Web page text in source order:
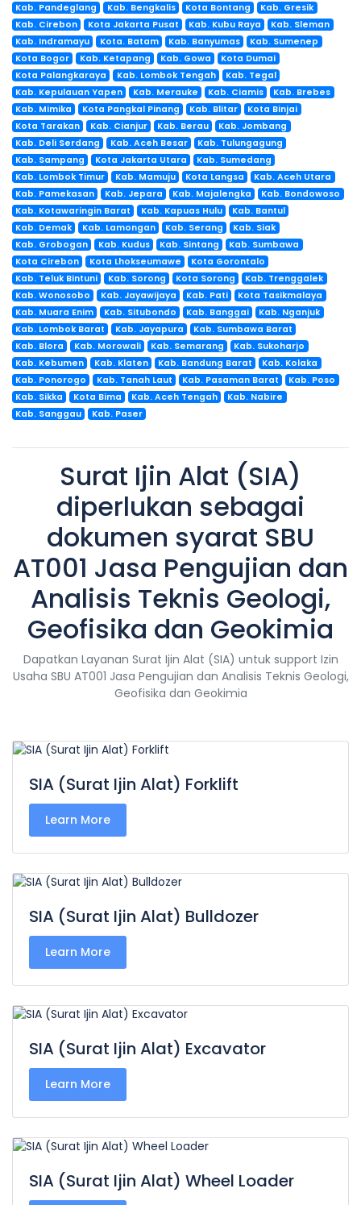
Kab. Pandeglang
Kab. Bengkalis Kota Bontang
Kab. Gresik
Kab. Cirebon
Kota Jakarta Pusat Kab. Kubu Raya
Kab. Sleman
Kab. Indramayu
Kota. Batam Kab. Banyumas
Kab. Sumenep
Kota Bogor
Kab. Ketapang Kab. Gowa
Kota Dumai
Kota Palangkaraya
Kab. Lombok Tengah
Kab. Tegal
Kab. Kepulauan Yapen
Kab. Merauke Kab. Ciamis
Kab. Brebes
Kab. Mimika
Kota Pangkal Pinang Kab. Blitar
Kota Binjai
Kota Tarakan
Kab. Cianjur Kab. Berau
Kab. Jombang
Kab. Deli Serdang
Kab. Aceh Besar
Kab. Tulungagung
Kab. Sampang
Kota Jakarta Utara
Kab. Sumedang
Kab. Lombok Timur
Kab. Mamuju Kota Langsa
Kab. Aceh Utara
Kab. Pamekasan
Kab. Jepara Kab. Majalengka
Kab. Bondowoso
Kab. Kotawaringin Barat
Kab. Kapuas Hulu
Kab. Bantul
Kab. Demak
Kab. Lamongan Kab. Serang
Kab. Siak
Kab. Grobogan
Kab. Kudus Kab. Sintang
Kab. Sumbawa
Kota Cirebon
Kota Lhokseumawe
Kota Gorontalo
Kab. Teluk Bintuni
Kab. Sorong Kota Sorong
Kab. Trenggalek
Kab. Wonosobo
Kab. Jayawijaya Kab. Pati
Kota Tasikmalaya
Kab. Muara Enim
Kab. Situbondo Kab. Banggai
Kab. Nganjuk
Kab. Lombok Barat
Kab. Jayapura
Kab. Sumbawa Barat
Kab. Blora
Kab. Morowali Kab. Semarang
Kab. Sukoharjo
Kab. Kebumen
Kab. Klaten Kab. Bandung Barat
Kab. Kolaka
Kab. Ponorogo
Kab. Tanah Laut Kab. Pasaman Barat
Kab. Poso
Kab. Sikka
Kota Bima Kab. Aceh Tengah
Kab. Nabire
Kab. Sanggau
Kab. Paser
Surat Ijin Alat (SIA)
diperlukan sebagai
dokumen syarat SBU
AT001 Jasa Pengujian dan
Analisis Teknis Geologi,
Geofisika dan Geokimia
Dapatkan Layanan Surat Ijin Alat (SIA) untuk support Izin
Usaha SBU AT001 Jasa Pengujian dan Analisis Teknis Geologi,
Geofisika dan Geokimia
SIA (Surat Ijin Alat) Forklift
Learn More
SIA (Surat Ijin Alat) Bulldozer
Learn More
SIA (Surat Ijin Alat) Excavator
Learn More
SIA (Surat Ijin Alat) Wheel Loader